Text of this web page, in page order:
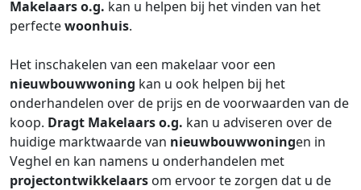
Makelaars o.g. kan u helpen bij het vinden van het
perfectewoonhuis.
Het inschakelen van een makelaar voor een
nieuwbouwwoning kan u ook helpen bij het
onderhandelen over de prijs en de voorwaarden van de
koop. Dragt Makelaars o.g. kan u adviseren over de
huidige marktwaarde van nieuwbouwwoningen in
Veghel en kan namens u onderhandelen met
projectontwikkelaars om ervoor te zorgen dat u de